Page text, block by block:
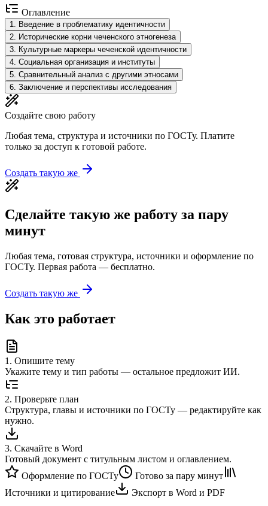
Оглавление
1
Введение в проблематику идентичности
2 Исторические корни чеченского этногенеза
3 Культурные маркеры чеченской идентичности
4 Социальная организация и институты
5 Сравнительный анализ с другими этносами
6 Заключение и перспективы исследования
Создайте свою работу
Любая тема, структура и источники по ГОСТу. Платите
только за доступ к готовой работе.
Создать такую же
Сделайте такую же работу за пару
минут
Любая тема, готовая структура, источники и оформление по
ГОСТу. Первая работа — бесплатно.
Создать такую же
Как это работает
1 . Опишите тему
Укажите тему и тип работы — остальное предложит ИИ.
2. Проверьте план
Структура, главы и источники по ГОСТу — редактируйте как
нужно.
3. Скачайте в Word
Готовый документ с титульным листом и оглавлением.
Оформление по ГОСТу
Готово за пару минут
Источники и цитирование
Экспорт в Word и PDF